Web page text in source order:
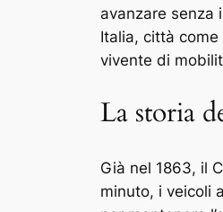
avanzare senza
Italia, città
vivente di
La storia
Già nel 1863, il
minuto, i veicoli